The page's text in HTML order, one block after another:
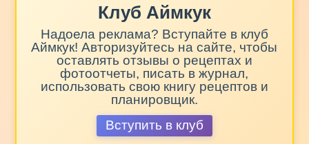
Клуб Аймкук
Надоела реклама? Вступайте в клуб
Аймкук! Авторизуйтесь на сайте, чтобы
оставлять отзывы о рецептах и
фотоотчеты, писать в журнал,
использовать свою книгу рецептов и
планировщик.
Вступить в клуб